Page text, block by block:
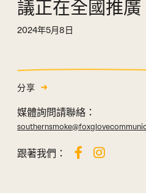
議正在全國推廣
2024年5月8日
分享
媒體詢問請聯絡：
跟著我們：